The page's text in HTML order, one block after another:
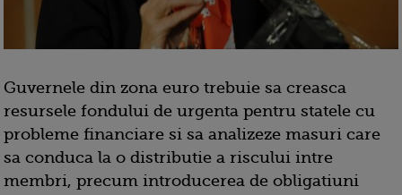
Guvernele din zona euro trebuie sa creasca
resursele fondului de urgenta pentru statele cu
probleme financiare si sa analizeze masuri care
sa conduca la o distributie a riscului intre
membri, precum introducerea de obligatiuni